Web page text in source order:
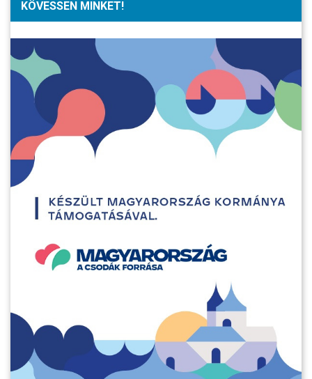
KÖVESSEN MINKET!